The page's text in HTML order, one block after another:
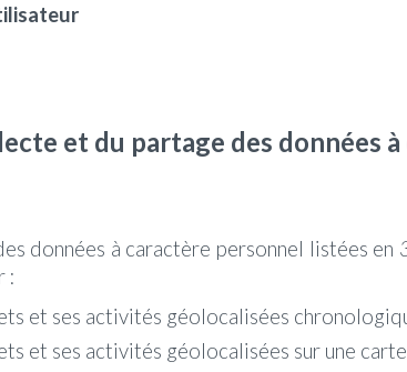
et du partage des données
données à caractère personnel listées en
:
et ses activités géolocalisées
et ses activités géolocalisées sur une carte